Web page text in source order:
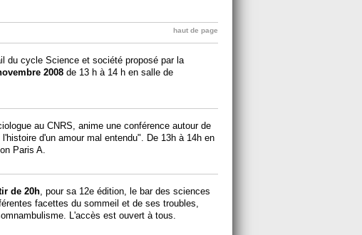
haut de page
du cycle Science et société proposé par la
2008 de 13 h à 14 h en salle de
au CNRS, anime une conférence autour de
d'un amour mal entendu". De 13h à 14h en
Paris A.
de 20h, pour sa 12e édition, le bar des sciences
facettes du sommeil et de ses troubles,
L'accès est ouvert à tous.